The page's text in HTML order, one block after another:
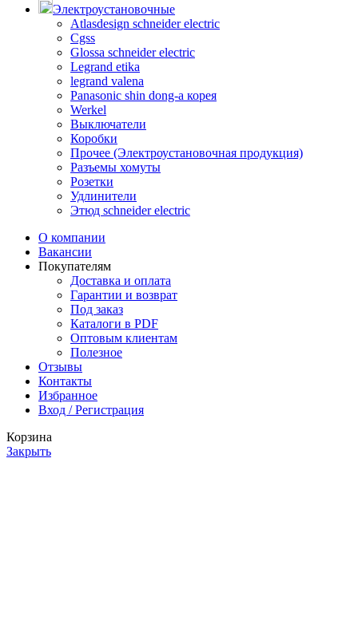
Электроустановочные
Atlasdesign schneider electric
Cgss
Glossa schneider electric
Legrand etika
legrand valena
Panasonic shin dong-a корея
Werkel
Выключатели
Коробки
Прочее (Электроустановочная продукция)
Разъемы хомуты
Розетки
Удлинители
Этюд schneider electric
О компании
Вакансии
Покупателям
Доставка и оплата
Гарантии и возврат
Под заказ
Каталоги в PDF
Оптовым клиентам
Полезное
Отзывы
Контакты
Избранное
Вход / Регистрация
Корзина
Закрыть